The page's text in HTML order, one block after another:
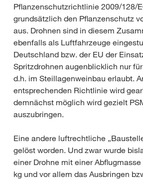
Pflanzenschutzrichtlinie 2009/128/
grundsätzlich den Pflanzenschutz
aus. Drohnen sind in diesem
ebenfalls als Luftfahrzeuge
Deutschland bzw. der EU der
Spritzdrohnen augenblicklich nur
d.h. im Steillagenweinbau erlaubt.
entsprechenden Richtlinie wird
demnächst möglich wird gezielt
auszubringen.
Eine andere luftrechtliche
gelöst worden. Und zwar wurde
einer Drohne mit einer
kg und vor allem das Ausbringen